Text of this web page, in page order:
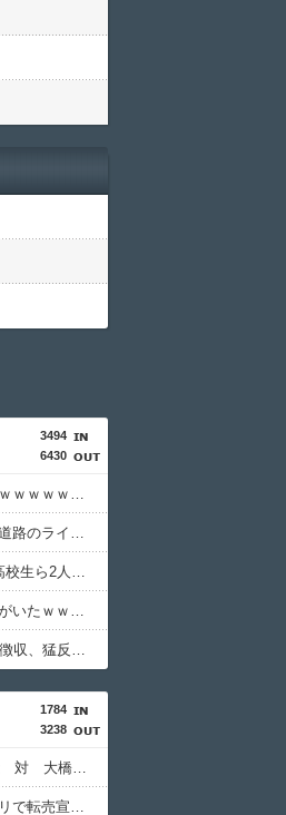
3494
6430
インドの暴走族、レベルが違いすぎて草ｗｗｗｗｗｗｗｗｗｗｗｗｗｗ
【悲報】東京から名古屋に帰るワイ、高速道路のライブカメラを見て絶望する
高校生2人が乗るスクーターと車が衝突し高校生ら2人が死傷、車の運転手を逮捕
ETCの事をイーティーシーってゆってる奴がいたｗｗｗｗｗｗｗ
NHK会長「パトカー・消防車からの受信料徴収、猛反発が凄いので検討し直します…」
1784
3238
第76回NHK杯２回戦第１局 菅井竜也八段 対 大橋貴洸七段
【悲報】加藤桃子女流四段、色紙をメルカリで転売宣言される????